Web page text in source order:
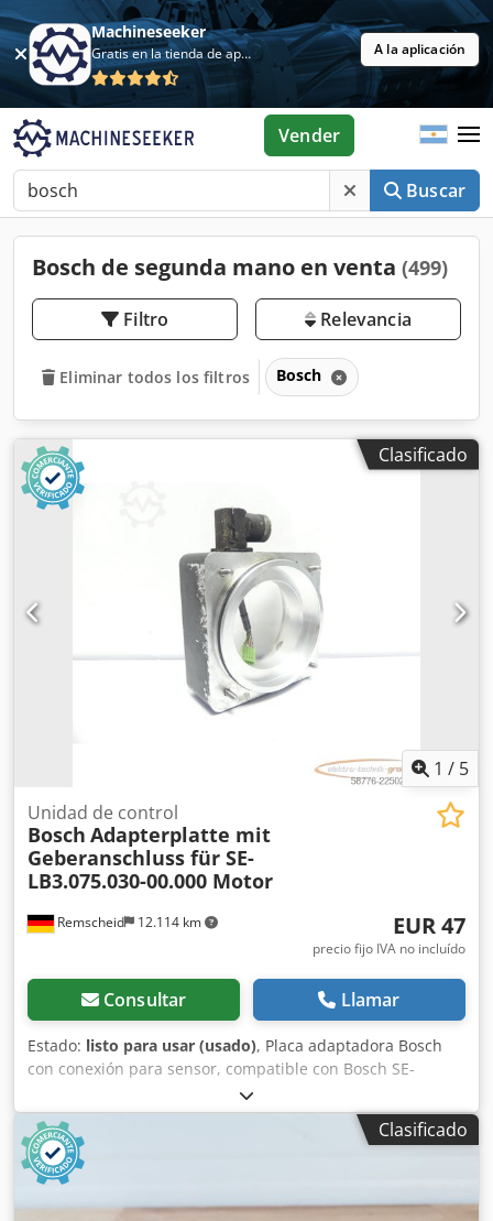
Machineseeker
Gratis en la tienda de aplicaciones A la aplicación
Buscar
Vender
Bosch de segunda mano en venta (499)
Filtro Relevancia
Eliminar todos los filtros Bosch
Clasificado
1 / 5
Remscheid 12.114 km
Unidad de control
Bosch Adapterplatte mit
Geberanschluss für SE-
LB3.075.030-00.000 Motor
EUR 47
precio fijo IVA no incluído
Consultar Llamar
Estado: listo para usar (usado), Placa adaptadora Bosch
con conexión para sensor, compatible con Bosch SE-
LB3.075.030-00.000 / Sensor rotatorio ERN 221.2133-1000.
Artículo usado, en buen estado de conservación, 100 %
funcional. El alcance del suministro se indica en las fotos.
Dcjdpfszr Dc Dsx Antek
Clasificado